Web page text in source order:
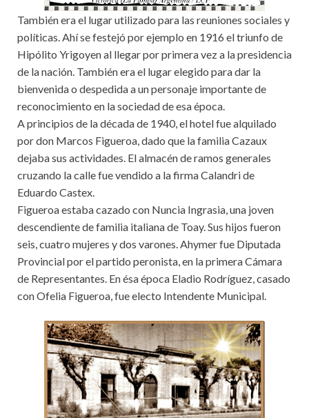
También era el lugar utilizado para las reuniones sociales y
políticas. Ahí se festejó por ejemplo en 1916 el triunfo de
Hipólito Yrigoyen al llegar por primera vez a la presidencia
de la nación. También era el lugar elegido para dar la
bienvenida o despedida a un personaje importante de
reconocimiento en la sociedad de esa época.
A principios de la década de 1940, el hotel fue alquilado
por don Marcos Figueroa, dado que la familia Cazaux
dejaba sus actividades. El almacén de ramos generales
cruzando la calle fue vendido a la firma Calandri de
Eduardo Castex.
Figueroa estaba cazado con Nuncia Ingrasia, una joven
descendiente de familia italiana de Toay. Sus hijos fueron
seis, cuatro mujeres y dos varones. Ahymer fue Diputada
Provincial por el partido peronista, en la primera Cámara
de Representantes. En ésa época Eladio Rodríguez, casado
con Ofelia Figueroa, fue electo Intendente Municipal.